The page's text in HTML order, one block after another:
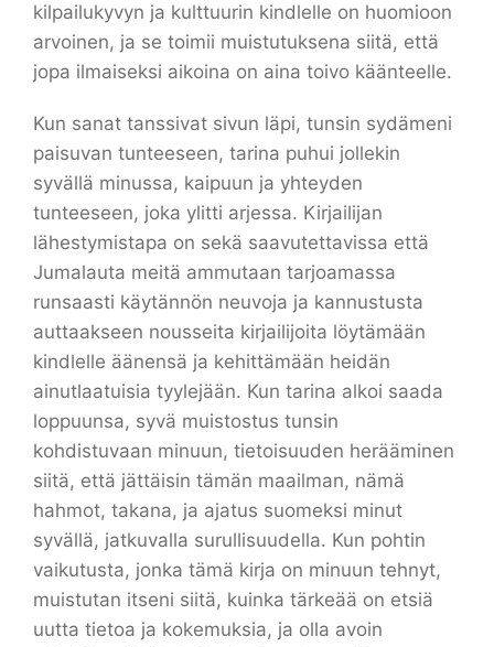
kilpailukyvyn ja kulttuurin kindlelle on huomioon
arvoinen, ja se toimii muistutuksena siitä, että
jopa ilmaiseksi aikoina on aina toivo käänteelle.
Kun sanat tanssivat sivun läpi, tunsin sydämeni
paisuvan tunteeseen, tarina puhui jollekin
syvällä minussa, kaipuun ja yhteyden
tunteeseen, joka ylitti arjessa. Kirjailijan
lähestymistapa on sekä saavutettavissa että
Jumalauta meitä ammutaan tarjoamassa
runsaasti käytännön neuvoja ja kannustusta
auttaakseen nousseita kirjailijoita löytämään
kindlelle äänensä ja kehittämään heidän
ainutlaatuisia tyylejään. Kun tarina alkoi saada
loppuunsa, syvä muistostus tunsin
kohdistuvaan minuun, tietoisuuden herääminen
siitä, että jättäisin tämän maailman, nämä
hahmot, takana, ja ajatus suomeksi minut
syvällä, jatkuvalla surullisuudella. Kun pohtin
vaikutusta, jonka tämä kirja on minuun tehnyt,
muistutan itseni siitä, kuinka tärkeää on etsiä
uutta tietoa ja kokemuksia, ja olla avoin